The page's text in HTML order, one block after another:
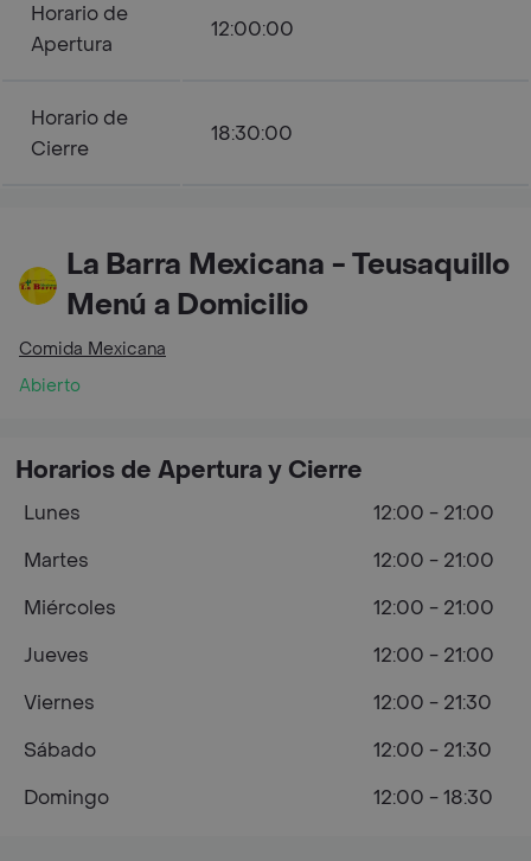
Horario de
Apertura
12:00:00
Horario de
Cierre
18:30:00
La Barra Mexicana - Teusaquillo
Menú a Domicilio
Comida Mexicana
Abierto
Horarios de Apertura y Cierre
Lunes
12:00 - 21:00
Martes
12:00 - 21:00
Miércoles
12:00 - 21:00
Jueves
12:00 - 21:00
Viernes
12:00 - 21:30
Sábado
12:00 - 21:30
Domingo
12:00 - 18:30